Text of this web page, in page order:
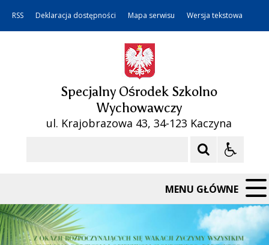
RSS Deklaracja dostępności Mapa serwisu Wersja tekstowa
Specjalny Ośrodek Szkolno
Wychowawczy
ul. Krajobrazowa 43, 34-123 Kaczyna
MENU GŁÓWNE